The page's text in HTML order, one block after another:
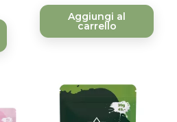
Aggiungi al
carrello